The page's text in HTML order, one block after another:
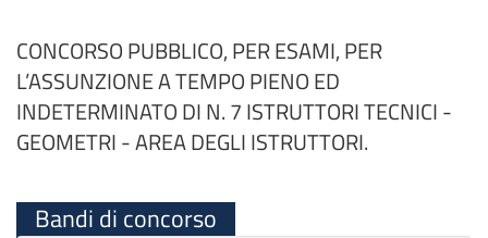
CONCORSO PUBBLICO, PER ESAMI, PER
L’ASSUNZIONE A TEMPO PIENO ED
INDETERMINATO DI N. 7 ISTRUTTORI TECNICI -
GEOMETRI - AREA DEGLI ISTRUTTORI.
Bandi di concorso